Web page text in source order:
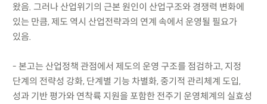
왔음. 그러나 산업위기의 근본 원인이 산업구조와 경쟁력 변화에
있는 만큼, 제도 역시 산업전략과의 연계 속에서 운영될 필요가
있음.
- 본고는 산업정책 관점에서 제도의 운영 구조를 점검하고, 지정
단계의 전략성 강화, 단계별 기능 차별화, 중기적 관리체계 도입,
성과 기반 평가와 연착륙 지원을 포함한 전주기 운영체계의 실효성